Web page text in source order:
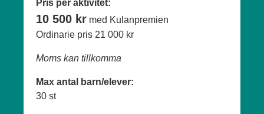
Pris per aktivitet:
10 500 kr med Kulanpremien
Ordinarie pris 21 000 kr
Moms kan tillkomma
Max antal barn/elever:
30 st